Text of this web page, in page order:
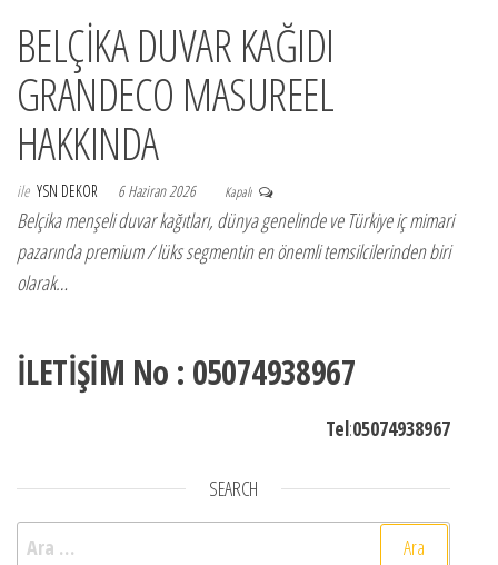
BELÇİKA DUVAR KAĞIDI
GRANDECO MASUREEL
HAKKINDA
ile YSN DEKOR 6 Haziran 2026 Kapalı
Belçika menşeli duvar kağıtları, dünya genelinde ve Türkiye iç mimari
pazarında premium / lüks segmentin en önemli temsilcilerinden biri
olarak…
İLETİŞİM No : 05074938967
Tel:05074938967
SEARCH
Arama: